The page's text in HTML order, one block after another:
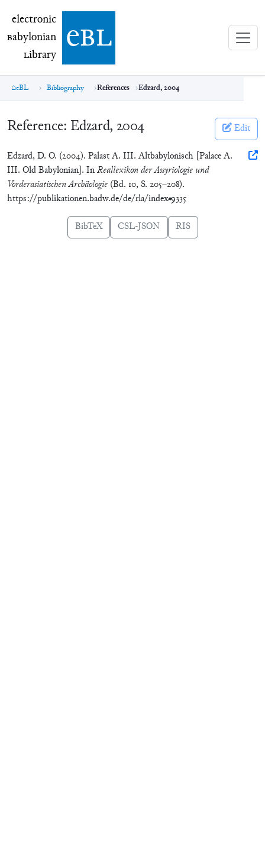
electronic Babylonian Library (eBL)
electronic
Babylonian
Library ebl
eBL Bibliography References Edzard, 2004
Reference: Edzard, 2004 Edit
Edzard, D. O. (2004). Palast A. III. Altbabylonisch [Palace A.
III. Old Babylonian]. InReallexikon der Assyriologie und
Vorderasiatischen Archäologie (Bd. 10, S. 205–208).
https://publikationen.badw.de/de/rla/index#9335
BibTeX CSL-JSON RIS